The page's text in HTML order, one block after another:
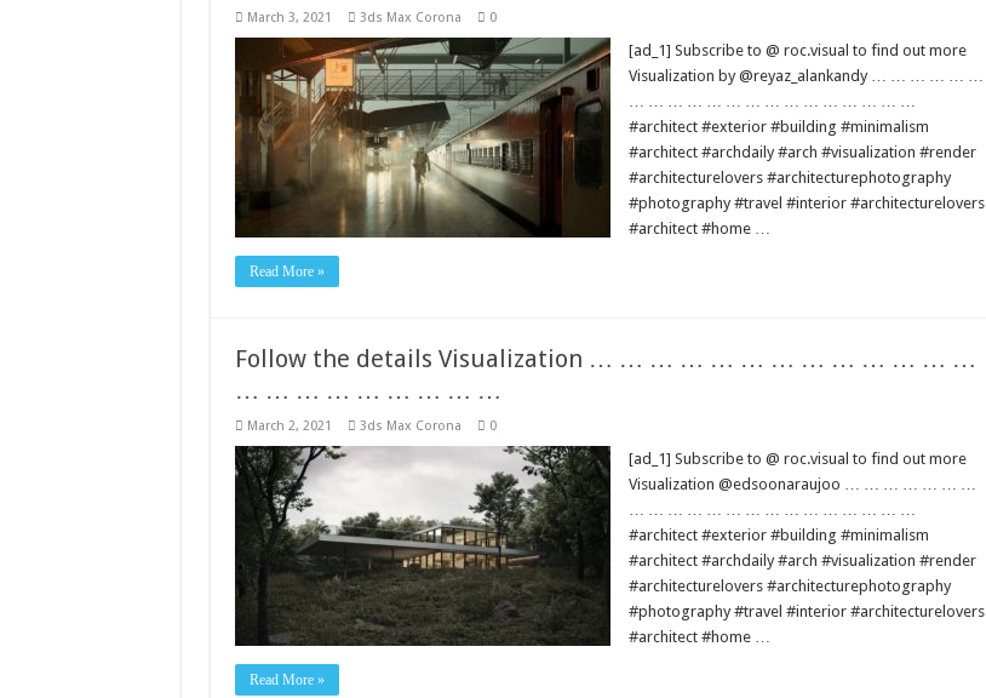
March 3, 2021 3ds Max Corona 0
[ad_1] Subscribe to @ roc.visual to find out more
Visualization by @reyaz_alankandy … … … … … …
… … … … … … … … … … … … … … …
#architect #exterior #building #minimalism
#architect #archdaily #arch #visualization #render
#architecturelovers #architecturephotography
#photography #travel #interior #architecturelovers
#architect #home …
Read More »
Follow the details Visualization … … … … … … … … … … … … …
… … … … … … … … …
March 2, 2021 3ds Max Corona 0
[ad_1] Subscribe to @ roc.visual to find out more
Visualization @edsoonaraujoo … … … … … … …
… … … … … … … … … … … … … … …
#architect #exterior #building #minimalism
#architect #archdaily #arch #visualization #render
#architecturelovers #architecturephotography
#photography #travel #interior #architecturelovers
#architect #home …
Read More »